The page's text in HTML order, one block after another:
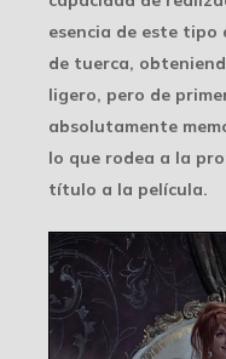
esencia de este
de tuerca,
ligero, pero de
absolutamente
lo que rodea a la
título a la película.